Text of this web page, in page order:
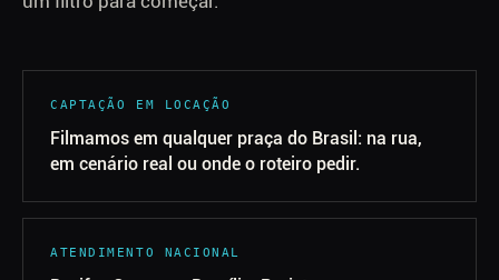
CAPTAÇÃO EM LOCAÇÃO
Filmamos em qualquer praça do Brasil: na rua,
em cenário real ou onde o roteiro pedir.
ATENDIMENTO NACIONAL